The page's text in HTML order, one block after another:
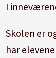
I
Skolen er
har